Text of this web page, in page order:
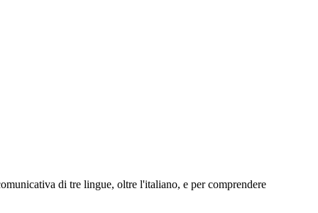
di tre lingue, oltre l'italiano, e per comprendere